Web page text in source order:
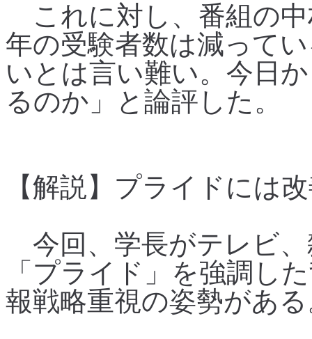
これに対し、番組の
年の受験者数は減って
いとは言い難い。今日
るのか」と論評した。
【解説】プライドには
今回、学長がテレビ
「プライド」を強調し
報戦略重視の姿勢があ